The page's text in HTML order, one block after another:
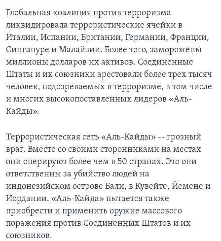
Глобальная коалиция против терроризма
ликвидировала террористические ячейки в
Италии, Испании, Британии, Германии, Франции,
Сингапуре и Малайзии. Более того, заморожены
миллионы долларов их активов. Соединенные
Штаты и их союзники арестовали более трех тысяч
человек, подозреваемых в терроризме, в том числе
и многих высокопоставленных лидеров «Аль-
Кайды».
Террористическая сеть «Аль-Кайды» -- грозный
враг. Вместе со своими сторонниками на местах
они оперируют более чем в 50 странах. Это они
ответственны за убийство людей на
индонезийском острове Бали, в Кувейте, Йемене и
Иордании. «Аль-Кайда» пытается также
приобрести и применить оружие массового
поражения против Соединенных Штатов и их
союзников.